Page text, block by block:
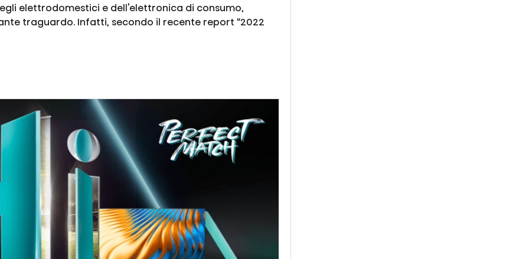
elettrodomestici e dell’elettronica di consumo,
traguardo. Infatti, secondo il recente report “2022